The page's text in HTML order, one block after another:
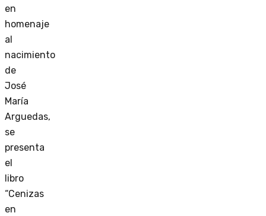
en
homenaje
al
nacimiento
de
José
María
Arguedas,
se
presenta
el
libro
“Cenizas
en